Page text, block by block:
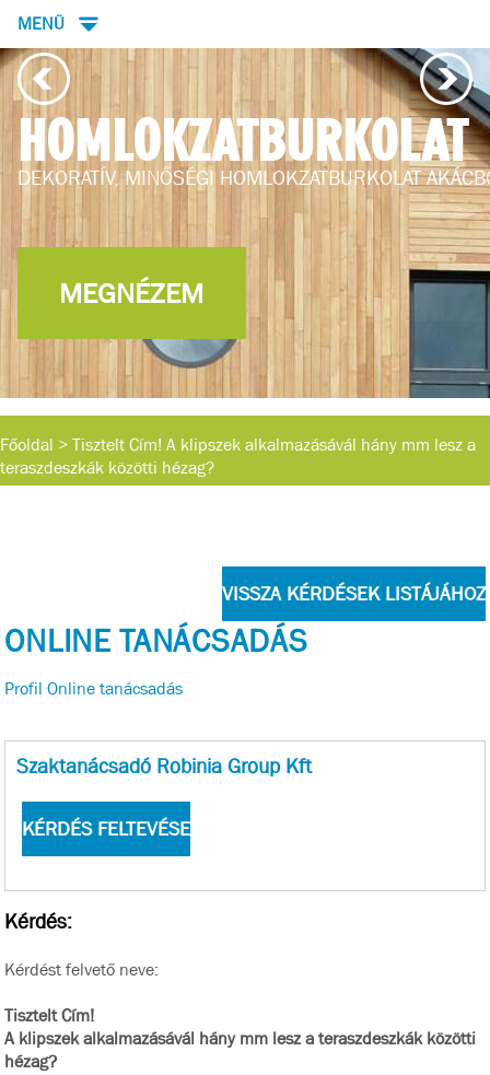
MENÜ
HOMLOKZATBURKOLAT
DEKORATÍV, MINŐSÉGI HOMLOKZATBURKOLAT
MEGNÉZEM
Főoldal >Tisztelt Cím! A klipszek alkalmazásávál hány mm lesz a
teraszdeszkák közötti hézag?
ONLINE TANÁCSADÁS
Profil Online tanácsadás
Szaktanácsadó Robinia Group Kft
Kérdés:
Kérdést felvető neve:
Tisztelt Cím!
A klipszek alkalmazásávál hány mm lesz a teraszdeszkák közötti
hézag?